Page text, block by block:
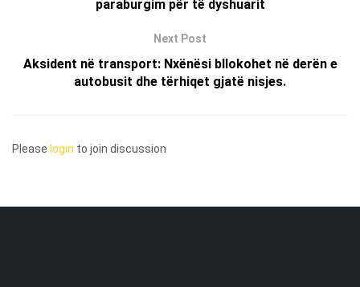
paraburgim për të dyshuarit
Next Post
Aksident në transport: Nxënësi bllokohet në derën e
autobusit dhe tërhiqet gjatë nisjes.
Please login to join discussion